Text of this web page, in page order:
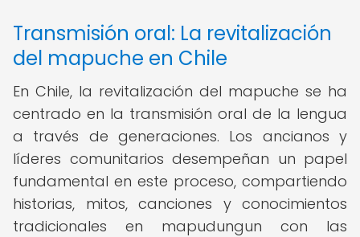
Transmisión oral: La revitalización
del mapuche en Chile
En Chile, la revitalización del mapuche se ha
centrado en la transmisión oral de la lengua
a través de generaciones. Los ancianos y
líderes comunitarios desempeñan un papel
fundamental en este proceso, compartiendo
historias, mitos, canciones y conocimientos
tradicionales en mapudungun con las